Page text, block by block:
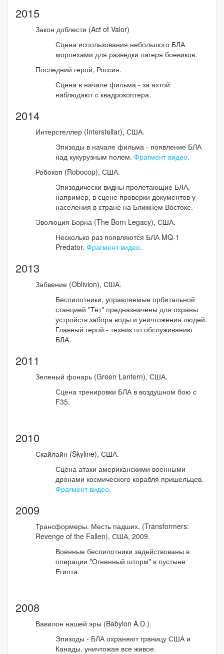
2015
Закон доблести (Act of Valor)
Сцена использования небольшого БЛА
морпехами для разведки лагеря боевиков.
Последний герой, Россия.
Сцена в начале фильма - за яхтой
наблюдают с квадрокоптера.
2014
Интерстеллер (Interstellar), США.
Эпизоды в начале фильма - появление БЛА
над кукурузным полем. Фрагмент видео.
Робокоп (Robocop), США.
Эпизодически видны пролетающие БЛА,
например, в сцене проверки документов у
населения в стране на Ближнем Востоке.
Эволюция Борна (The Born Legacy), США.
Несколько раз появляются БЛА MQ-1
Predator. Фрагмент видео.
2013
Забвение (Oblivion), США.
Беспилотники, управляемые орбитальной
станцией "Тет" предназначены для охраны
устройств забора воды и уничтожения людей.
Главный герой - техник по обслуживанию
БЛА.
2011
Зеленый фонарь (Green Lantern), США.
Сцена тренировки БЛА в воздушном бою с
F35.
2010
Скайлайн (Skyline), США.
Сцена атаки американскими военными
дронами космического корабля пришельцев.
Фрагмент видео.
2009
Трансформеры. Месть падших. (Transformers:
Revenge of the Fallen), США, 2009.
Военные беспилотники задействованы в
операции "Огненный шторм" в пустыне
Египта.
2008
Вавилон нашей эры (Babylon A.D.).
Эпизоды - БЛА охраняют границу США и
Канады, уничтожая все живое.